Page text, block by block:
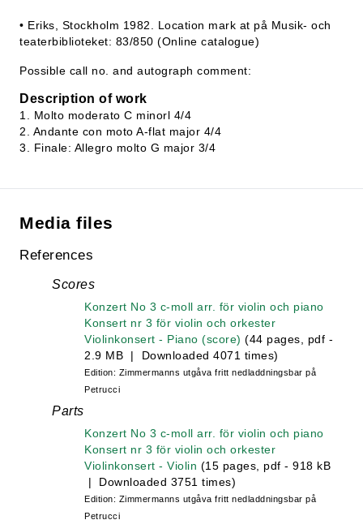
• Eriks, Stockholm 1982. Location mark at på Musik- och
teaterbiblioteket: 83/850 (Online catalogue)
Possible call no. and autograph comment:
Description of work
1. Molto moderato C minorl 4/4
2. Andante con moto A-flat major 4/4
3. Finale: Allegro molto G major 3/4
Media files
References
Scores
Konzert No 3 c-moll arr. för violin och piano
Konsert nr 3 för violin och orkester
Violinkonsert - Piano (score) (44 pages, pdf -
2.9 MB | Downloaded 4071 times)
Edition: Zimmermanns utgåva fritt nedladdningsbar på
Petrucci
Parts
Konzert No 3 c-moll arr. för violin och piano
Konsert nr 3 för violin och orkester
Violinkonsert - Violin (15 pages, pdf - 918 kB
| Downloaded 3751 times)
Edition: Zimmermanns utgåva fritt nedladdningsbar på
Petrucci